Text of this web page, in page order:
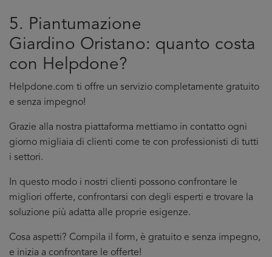
5. Piantumazione
Giardino Oristano: quanto costa
con Helpdone?
Helpdone.com ti offre un servizio completamente gratuito
e senza impegno!
Grazie alla nostra piattaforma mettiamo in contatto ogni
giorno migliaia di clienti come te con professionisti di tutti
i settori.
In questo modo i nostri clienti possono confrontare le
migliori offerte, confrontarsi con degli esperti e trovare la
soluzione più adatta alle proprie esigenze.
Cosa aspetti? Compila il form, è gratuito e senza impegno,
e inizia a confrontare le offerte!